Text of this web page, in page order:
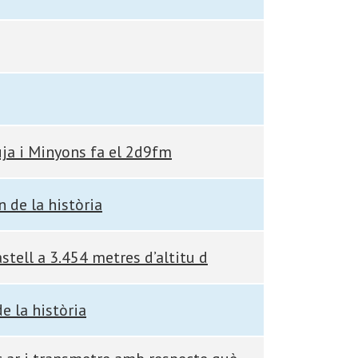
i Minyons fa el 2d9fm
de la història
a 3.454 metres d’altitu d
la història